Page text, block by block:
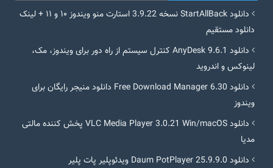
دانلود StartAllBack نسخه 3.9.22 استارت منو ویندوز ۱۰ و ۱۱ + لینک
دانلود مستقیم
دانلود AnyDesk 9.6.1 کنترل سیستم از راه دور برای ویندوز، مک،
لینوکس و اندروید
دانلود Free Download Manager 6.30 دانلود منیجر رایگان برای
ویندوز
دانلود VLC Media Player 3.0.21 Win/macOS پخش کننده مالتی
مدیا
دانلود Daum PotPlayer 25.9.9.0 ویدئوپلیر پات پلیر